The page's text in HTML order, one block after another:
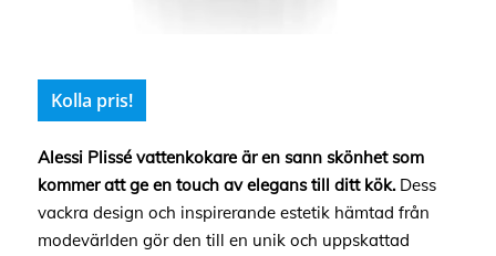
Kolla pris!
Alessi Plissé vattenkokare är en sann skönhet som
kommer att ge en touch av elegans till ditt kök.Dess
vackra design och inspirerande estetik hämtad från
modevärlden gör den till en unik och uppskattad